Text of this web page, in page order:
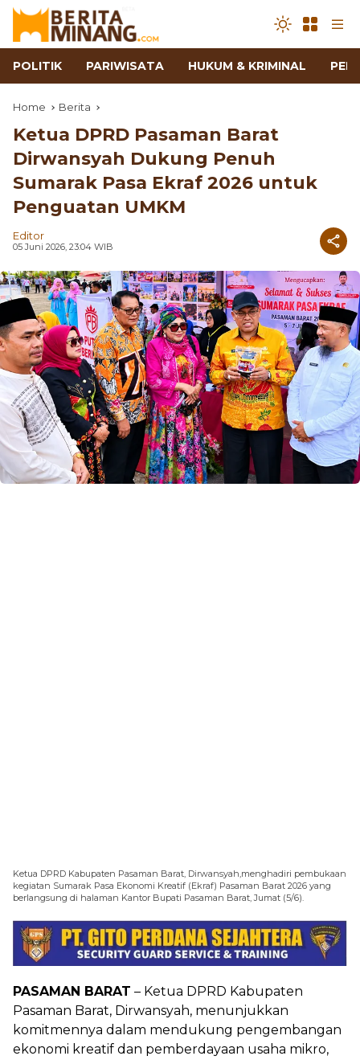
POLITIK PARIWISATA HUKUM & KRIMINAL
Home Berita
Ketua DPRD Pasaman Barat
Dirwansyah Dukung Penuh
Sumarak Pasa Ekraf 2026 untuk
Penguatan UMKM
Editor
05 Juni 2026, 23:04 WIB
Ketua DPRD Kabupaten Pasaman Barat, Dirwansyah,menghadiri pembukaan
kegiatan Sumarak Pasa Ekonomi Kreatif (Ekraf) Pasaman Barat 2026 yang
berlangsung di halaman Kantor Bupati Pasaman Barat, Jumat (5/6).
PASAMAN BARAT – Ketua DPRD Kabupaten
Pasaman Barat, Dirwansyah, menunjukkan
komitmennya dalam mendukung pengembangan
ekonomi kreatif dan pemberdayaan usaha mikro,